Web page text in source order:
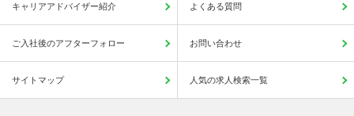
キャリアアドバイザー紹介 よくある質問
ご入社後のアフターフォロー お問い合わせ
サイトマップ 人気の求人検索一覧